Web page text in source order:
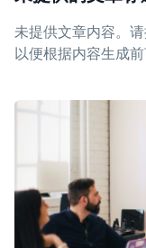
未提供文章内容。
以便根据内容生成前